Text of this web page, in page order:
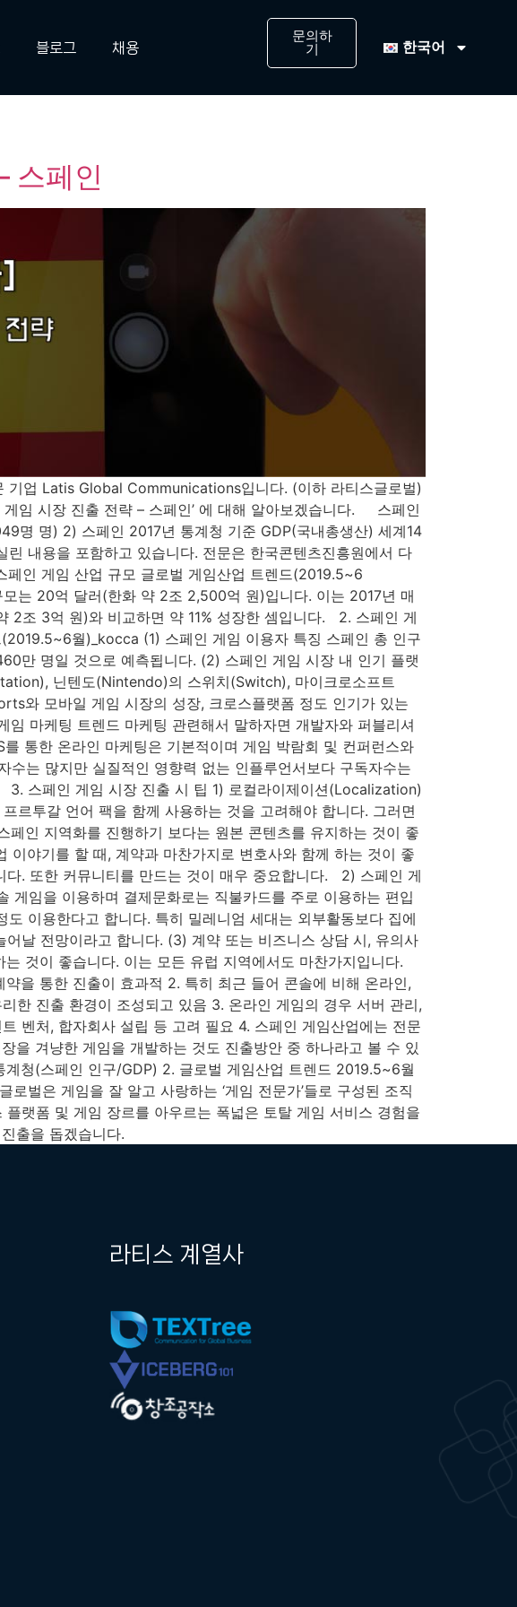
블로그 채용
문의하
기
한국어
스페인
업 Latis Global Communications입니다. (이하 라티스글로벌)
게임 시장 진출 전략 – 스페인’ 에 대해 알아보겠습니다. 스페인
명 명) 2) 스페인 2017년 통계청 기준 GDP(국내총생산) 세계14
내용을 포함하고 있습니다. 전문은 한국콘텐츠진흥원에서 다
인 게임 산업 규모 글로벌 게임산업 트렌드(2019.5~6
는 20억 달러(한화 약 2조 2,500억 원)입니다. 이는 2017년 매
2조 3억 원)와 비교하면 약 11% 성장한 셈입니다. 2. 스페인 게
월)_kocca (1) 스페인 게임 이용자 특징 스페인 총 인구
만 명일 것으로 예측됩니다. (2) 스페인 게임 시장 내 인기 플랫
닌텐도(Nintendo)의 스위치(Switch), 마이크로소프트
와 모바일 게임 시장의 성장, 크로스플랫폼 정도 인기가 있는
마케팅 트렌드 마케팅 관련해서 말하자면 개발자와 퍼블리셔
통한 온라인 마케팅은 기본적이며 게임 박람회 및 컨퍼런스와
는 많지만 실질적인 영향력 없는 인플루언서보다 구독자수는
스페인 게임 시장 진출 시 팁 1) 로컬라이제이션(Localization)
르투갈 언어 팩을 함께 사용하는 것을 고려해야 합니다. 그러면
인 지역화를 진행하기 보다는 원본 콘텐츠를 유지하는 것이 좋
야기를 할 때, 계약과 마찬가지로 변호사와 함께 하는 것이 좋
다. 또한 커뮤니티를 만드는 것이 매우 중요합니다. 2) 스페인 게
게임을 이용하며 결제문화로는 직불카드를 주로 이용하는 편입
이용한다고 합니다. 특히 밀레니엄 세대는 외부활동보다 집에
날 전망이라고 합니다. (3) 계약 또는 비즈니스 상담 시, 유의사
것이 좋습니다. 이는 모든 유럽 지역에서도 마찬가지입니다.
을 통한 진출이 효과적 2. 특히 최근 들어 콘솔에 비해 온라인,
한 진출 환경이 조성되고 있음 3. 온라인 게임의 경우 서버 관리,
벤처, 합자회사 설립 등 고려 필요 4. 스페인 게임산업에는 전문
을 겨냥한 게임을 개발하는 것도 진출방안 중 하나라고 볼 수 있
청(스페인 인구/GDP) ​2. 글로벌 게임산업 트렌드 2019.5~6월
은 게임을 잘 알고 사랑하는 ‘게임 전문가’들로 구성된 조직
랫폼 및 게임 장르를 아우르는 폭넓은 토탈 게임 서비스 경험을
출을 돕겠습니다.
라티스 계열사